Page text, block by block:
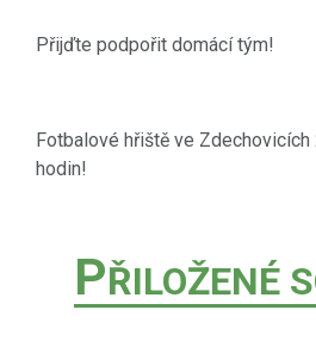
Přijďte podpořit domácí tým!
Fotbalové hřiště ve Zdechovicích
hodin!
PŘILOŽENÉ